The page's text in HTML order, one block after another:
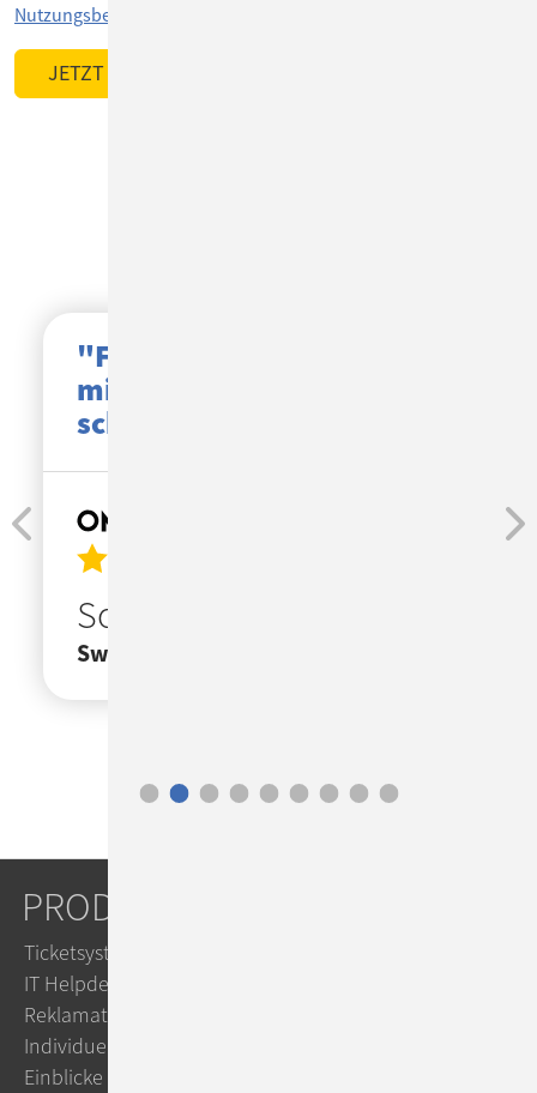
Nutzungsbedingungen
"Flexibles Ticketsystem
mit hoher Usability,
schneller Support"
Schirin
Swiss Life Vertriebsservice GmbH
PRODUKTE
Ticketsystem
IT Helpdesk
Reklamationsmanagement
Individuelle Workflows
Einblicke